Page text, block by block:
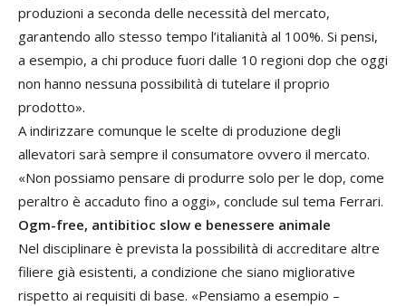
produzioni a seconda delle necessità del mercato,
garantendo allo stesso tempo l’italianità al 100%. Si pensi,
a esempio, a chi produce fuori dalle 10 regioni dop che oggi
non hanno nessuna possibilità di tutelare il proprio
prodotto».
A indirizzare comunque le scelte di produzione degli
allevatori sarà sempre il consumatore ovvero il mercato.
«Non possiamo pensare di produrre solo per le dop, come
peraltro è accaduto fino a oggi», conclude sul tema Ferrari.
Ogm-free, antibitioc slow e benessere animale
Nel disciplinare è prevista la possibilità di accreditare altre
filiere già esistenti, a condizione che siano migliorative
rispetto ai requisiti di base. «Pensiamo a esempio –